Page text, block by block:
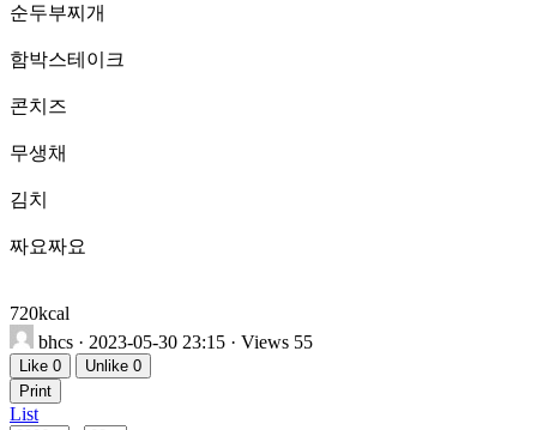
순두부찌개
함박스테이크
콘치즈
무생채
김치
짜요짜요
720kcal
bhcs · 2023-05-30 23:15 · Views 55
Like 0 Unlike 0
Print
List